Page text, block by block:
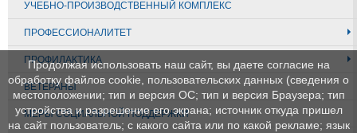
УЧЕБНО-ПРОИЗВОДСТВЕННЫЙ КОМПЛЕКС
ПРОФЕССИОНАЛИТЕТ
ПРОФИЛАКТИКА
ВЕТЕРАНЫ
МЕРЫ СОЦИАЛЬНОЙ ПОДДЕРЖКИ
Продолжая использовать наш сайт, вы даете согласие на
обработку файлов cookie, пользовательских данных (сведения о
местоположении; тип и версия ОС; тип и версия Браузера; тип
устройства и разрешение его экрана; источник откуда пришел
на сайт пользователь; с какого сайта или по какой рекламе; язык